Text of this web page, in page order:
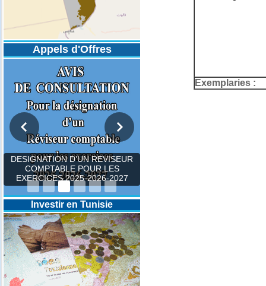
Appels d'Offres
DESIGNATION D’UN REVISEUR
COMPTABLE POUR LES
EXERCICES 2025-2026-2027
Investir en Tunisie
Exemplaries :